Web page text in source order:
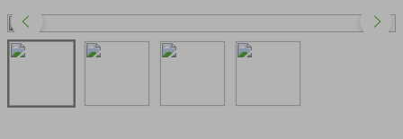
perfume